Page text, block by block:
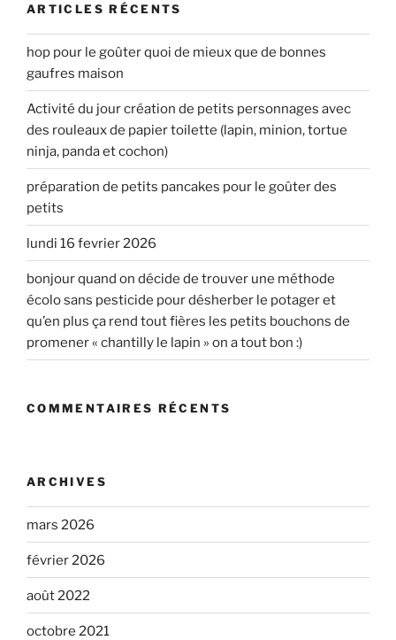
ARTICLES RÉCENTS
hop pour le goûter quoi de mieux que de bonnes
gaufres maison
Activité du jour création de petits personnages avec
des rouleaux de papier toilette (lapin, minion, tortue
ninja, panda et cochon)
préparation de petits pancakes pour le goûter des
petits
lundi 16 fevrier 2026
bonjour quand on décide de trouver une méthode
écolo sans pesticide pour désherber le potager et
qu’en plus ça rend tout fières les petits bouchons de
promener « chantilly le lapin » on a tout bon :)
COMMENTAIRES RÉCENTS
ARCHIVES
mars 2026
février 2026
août 2022
octobre 2021